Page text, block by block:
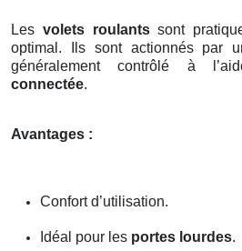
Les volets roulantssont
optimal. Ils sont actionnés par
généralement contrôlé à
connectée.
Avantages :
Confort d’utilisation.
Idéal pour les portes lourdes.